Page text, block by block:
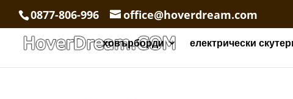
0877-806-996 office@hoverdream.com
ховърборди електрически